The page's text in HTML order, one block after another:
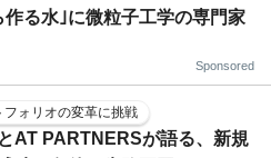
作る水｣に微粒子工学の専門家
Sponsored
フォリオの変革に挑戦
AT PARTNERSが語る、新規